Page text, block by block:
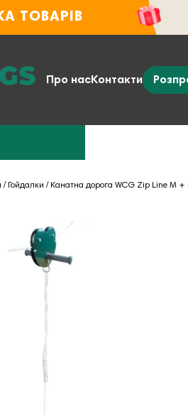
ТОВАРІВ
Про насКонтакти
Гойдалки Канатна дорога WCG Zip Line M